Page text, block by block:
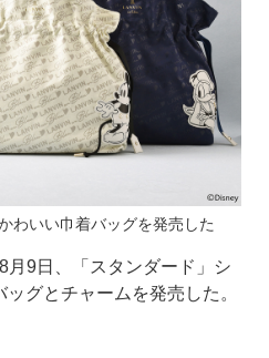
わいい巾着バッグを発売した
9日、「スタンダード」シ
グとチャームを発売した。